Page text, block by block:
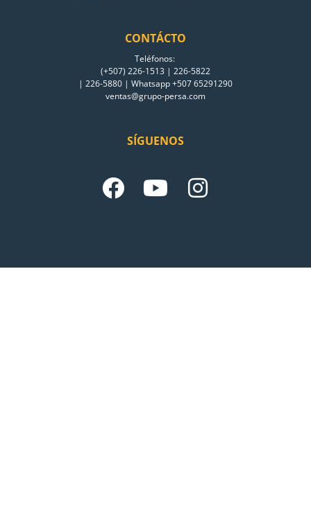
CONTÁCTO
Teléfonos:
(+507) 226-1513 | 226-5822
| 226-5880 | Whatsapp +507 65291290
ventas@grupo-persa.com
SÍGUENOS